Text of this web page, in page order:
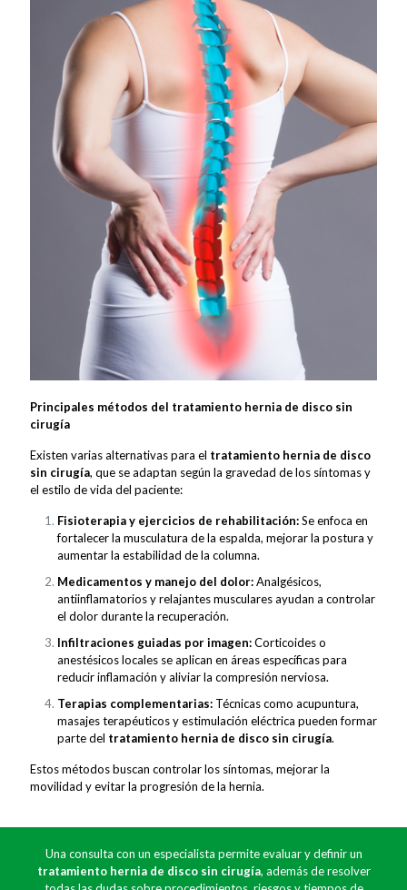
Principales métodos del tratamiento hernia de disco sin
cirugía
Existen varias alternativas para el tratamiento hernia de disco
sin cirugía, que se adaptan según la gravedad de los síntomas y
el estilo de vida del paciente:
Fisioterapia y ejercicios de rehabilitación:Se enfoca en
fortalecer la musculatura de la espalda, mejorar la postura y
aumentar la estabilidad de la columna.
Medicamentos y manejo del dolor:Analgésicos,
antiinflamatorios y relajantes musculares ayudan a controlar
el dolor durante la recuperación.
Infiltraciones guiadas por imagen:Corticoides o
anestésicos locales se aplican en áreas específicas para
reducir inflamación y aliviar la compresión nerviosa.
Terapias complementarias: Técnicas como acupuntura,
masajes terapéuticos y estimulación eléctrica pueden formar
parte del tratamiento hernia de disco sin cirugía.
Estos métodos buscan controlar los síntomas, mejorar la
movilidad y evitar la progresión de la hernia.
Una consulta con un especialista permite evaluar y definir un
tratamiento hernia de disco sin cirugía, además de resolver